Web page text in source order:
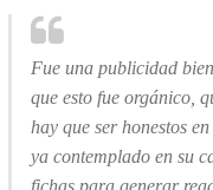
Fue una publicidad
que esto fue orgánico,
hay que ser honestos
ya contemplado en su
fichas para generar